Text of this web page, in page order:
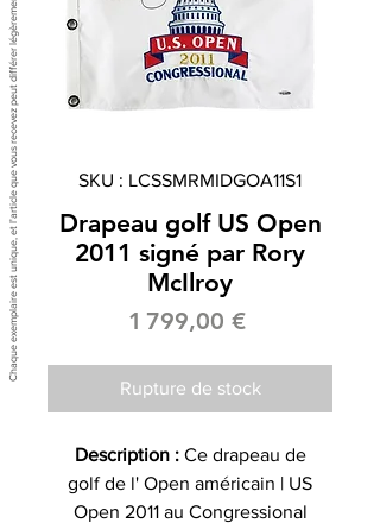
SKU : LCSSMRMIDGOA11S1
Drapeau golf US Open
2011 signé par Rory
McIlroy
1 799,00 €Prix
Rupture de stock
Description : Ce drapeau de
golf de l' Open américain | US
Open 2011 au Congressional
Chaque exemplaire est unique, et l'article que vous recevez peut différer légèrement de celui illustré :